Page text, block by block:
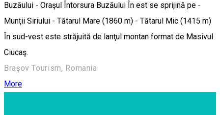
Buzăului - Oraşul Întorsura Buzăului În est se sprijină pe -
Munţii Siriului - Tătarul Mare (1860 m) - Tătarul Mic (1415 m)
În sud-vest este străjuită de lanţul montan format de Masivul
Ciucaş.
Brașov Tourism, Romania
More